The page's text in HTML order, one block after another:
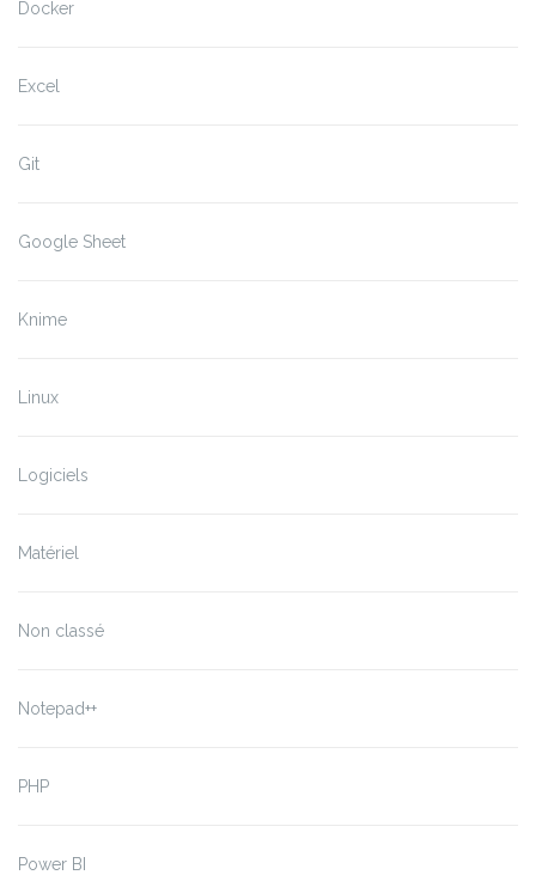
Docker
Excel
Git
Google Sheet
Knime
Linux
Logiciels
Matériel
Non classé
Notepad++
PHP
Power BI